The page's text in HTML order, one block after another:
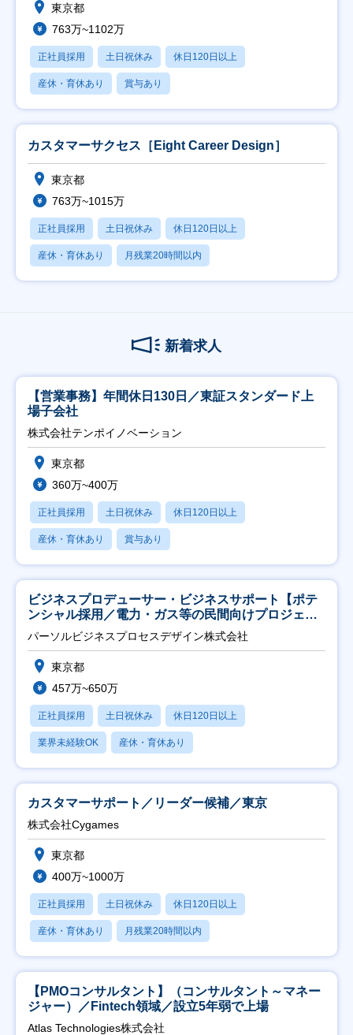
東京都
763万~1102万
正社員採用 土日祝休み 休日120日以上
産休・育休あり 賞与あり
カスタマーサクセス［Eight Career Design］
東京都
763万~1015万
正社員採用 土日祝休み 休日120日以上
産休・育休あり 月残業20時間以内
新着求人
【営業事務】年間休日130日／東証スタンダード上
場子会社
株式会社テンポイノベーション
東京都
360万~400万
正社員採用 土日祝休み 休日120日以上
産休・育休あり 賞与あり
ビジネスプロデューサー・ビジネスサポート【ポテ
ンシャル採用／電力・ガス等の民間向けプロジェク
ト推進】
パーソルビジネスプロセスデザイン株式会社
東京都
457万~650万
正社員採用 土日祝休み 休日120日以上
業界未経験OK 産休・育休あり
カスタマーサポート／リーダー候補／東京
株式会社Cygames
東京都
400万~1000万
正社員採用 土日祝休み 休日120日以上
産休・育休あり 月残業20時間以内
【PMOコンサルタント】（コンサルタント～マネー
ジャー）／Fintech領域／設立5年弱で上場
Atlas Technologies株式会社